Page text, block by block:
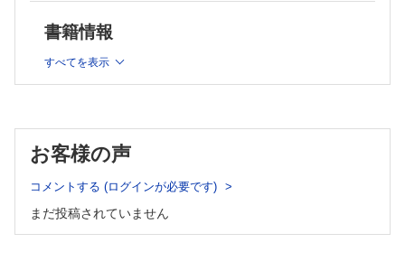
た1 症例 （江島隆平ほか）
対する末梢神経ブロックによる麻酔管理は血行動態を安定化
2 症例 （木村めぐみほか）
望ほか）
小児の喉頭裂Ⅰ型に対してビデオ喉頭鏡を用いた評価を行った1
書籍情報
すべてを表示
お客様の声
コメントする (ログインが必要です)
まだ投稿されていません